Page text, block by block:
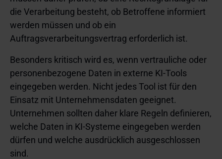
die Verarbeitung besteht, ob Betroffene informiert
werden müssen und ob ein
Auftragsverarbeitungsvertrag erforderlich ist.
Besonders kritisch wird es, wenn vertrauliche oder
personenbezogene Daten in externe KI-Tools
eingegeben werden. Nicht jedes Tool ist für den
Einsatz mit Unternehmensdaten geeignet.
Unternehmen sollten daher klare Regeln definieren,
welche Daten in KI-Systeme eingegeben werden
dürfen und welche ausdrücklich ausgeschlossen
sind.